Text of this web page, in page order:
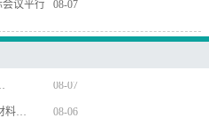
议平行 08-07
08-07
08-07